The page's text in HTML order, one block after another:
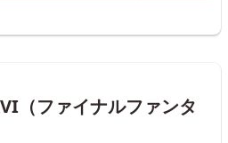
（ファイナルファンタ